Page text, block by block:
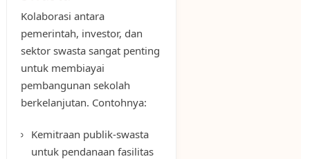
Kolaborasi antara
pemerintah, investor, dan
sektor swasta sangat penting
untuk membiayai
pembangunan sekolah
berkelanjutan. Contohnya:
Kemitraan publik-swasta
untuk pendanaan fasilitas